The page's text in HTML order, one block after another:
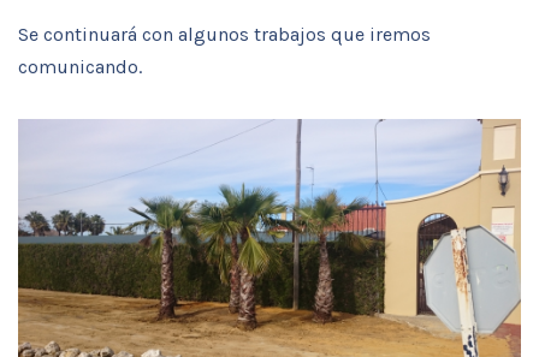
Se continuará con algunos trabajos que iremos
comunicando.